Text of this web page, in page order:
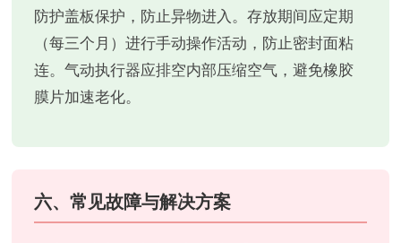
防护盖板保护，防止异物进入。存放期间应定期
（每三个月）进行手动操作活动，防止密封面粘
连。气动执行器应排空内部压缩空气，避免橡胶
膜片加速老化。
六、常见故障与解决方案